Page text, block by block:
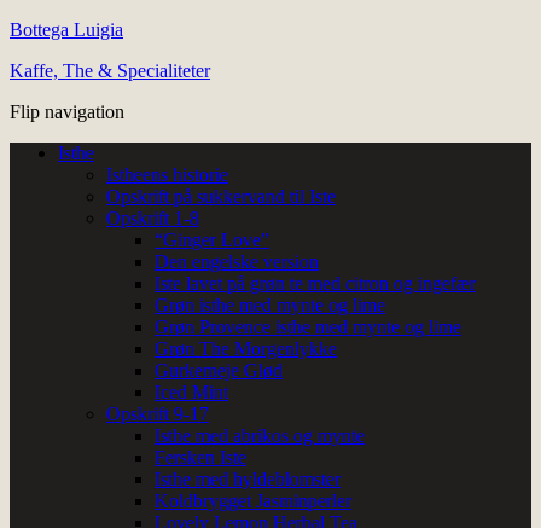
Bottega Luigia
Kaffe, The & Specialiteter
Flip navigation
Isthe
Istheens historie
Opskrift på sukkervand til Iste
Opskrift 1-8
“Ginger Love”
Den engelske version
Iste lavet på grøn te med citron og ingefær
Grøn isthe med mynte og lime
Grøn Provence isthe med mynte og lime
Grøn The Morgenlykke
Gurkemeje Glød
Iced Mint
Opskrift 9-17
Isthe med abrikos og mynte
Fersken Iste
Isthe med hyldeblomster
Koldbrygget Jasminperler
Lovely Lemon Herbal Tea